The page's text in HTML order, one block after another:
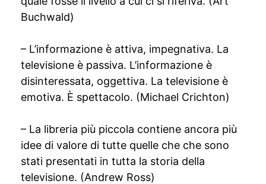
Buchwald)
– L’informazione è attiva, impegnativa. La
televisione è passiva. L’informazione è
disinteressata, oggettiva. La televisione è
emotiva. È spettacolo. (Michael Crichton)
– La libreria più piccola contiene ancora più
idee di valore di tutte quelle che che sono
stati presentati in tutta la storia della
televisione. (Andrew Ross)